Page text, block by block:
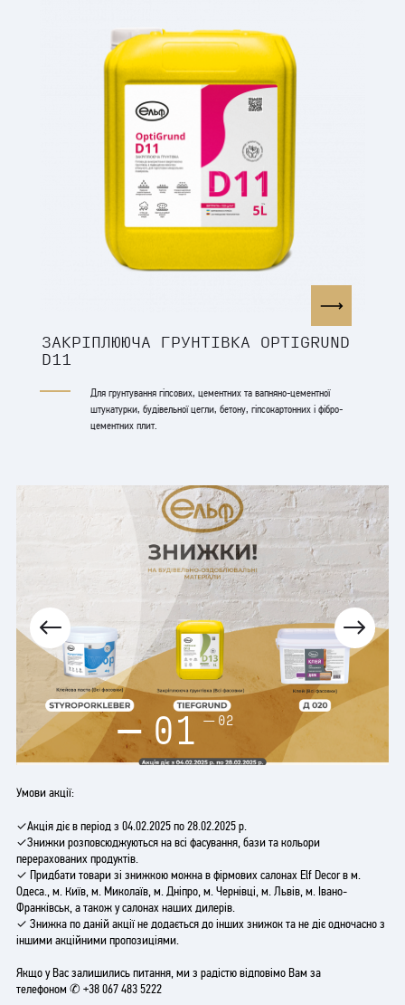
ЗАКРІПЛЮЮЧА ГРУНТІВКА OPTIGRUND
D11
Для грунтування гіпсових, цементних та вапняно-цементної
штукатурки, будівельної цегли, бетону, гіпсокартонних і фібро-
цементних плит.
01 02
Умови акції:
✓Акція діє в період з 04.02.2025 по 28.02.2025 р.
✓Знижки розповсюджуються на всі фасування, бази та кольори
перерахованих продуктів.
✓ Придбати товари зі знижкою можна в фірмових салонах Elf Decor в м.
Одеса., м. Київ, м. Миколаїв, м. Дніпро, м. Чернівці, м. Львів, м. Івано-
Франківськ, а також у салонах наших дилерів.
✓ Знижка по даній акції не додається до інших знижок та не діє одночасно з
іншими акційними пропозиціями.
Якщо у Вас залишились питання, ми з радістю відповімо Вам за
телефоном
+38 067 483 5222